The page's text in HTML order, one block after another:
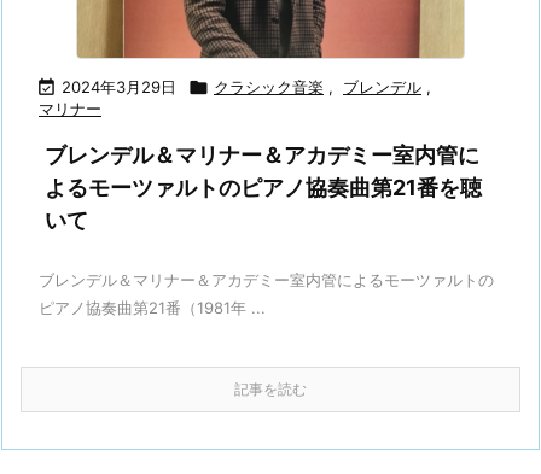
 2024年3月29日  クラシック音楽 , ブレンデル ,
マリナー
ブレンデル＆マリナー＆アカデミー室内管に
よるモーツァルトのピアノ協奏曲第21番を聴
いて
ブレンデル＆マリナー＆アカデミー室内管によるモーツァルトの
ピアノ協奏曲第21番（1981年 ...
記事を読む